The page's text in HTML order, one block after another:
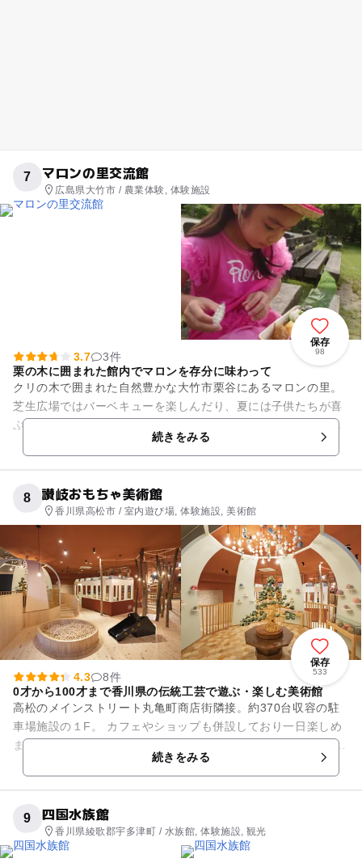
7 マロンの里交流館
広島県大竹市 / 農業体験, 体験施設
保存
98
3.7
3件
栗の木に囲まれた館内でマロンを存分に味わって
クリの木で囲まれた自然豊かな大竹市栗谷にあるマロンの里。
芝生広場ではバーベキューを楽しんだり、夏には子供たちが喜
ぶ川遊びもできる自然体験型スポットです。館内にはふるさと
料理をいただけるレストラン...続きをみる
8 讃岐おもちゃ美術館
香川県高松市 / 室内遊び場, 体験施設, 美術館
保存
533
4.3
8件
0才から100才まで香川県の伝統工芸で遊ぶ・楽しむ美術館
高松のメインストリート丸亀町商店街隣接。約370台収容の駐
車場施設の１F。 カフェやショップも併設しており一日楽しめ
ます。 木の香りたっぷりの木育施設でもあり落ち着いて遊べま
続きをみる
9 四国水族館
香川県綾歌郡宇多津町 / 水族館, 体験施設, 観光